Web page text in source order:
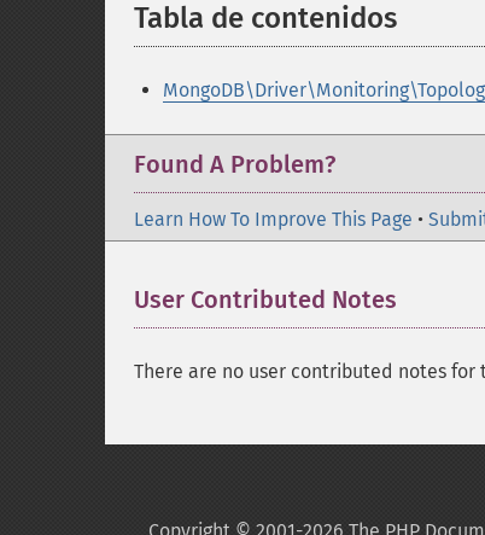
Tabla de contenidos
Found A Problem?
Learn How To Improve This Page •
User Contributed Notes
There are no user contributed notes for